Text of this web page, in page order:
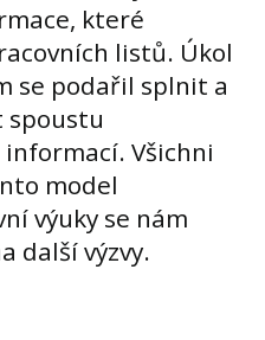
které
listů. Úkol
se podařil splnit a
spoustu
informací. Všichni
model
výuky se nám
další výzvy.